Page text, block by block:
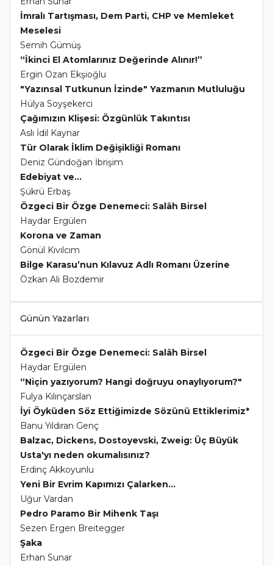
İmralı Tartışması, Dem Parti, CHP ve Memleket
Meselesi
Semih Gümüş
“İkinci El Atomlarınız Değerinde Alınır!”
Ergin Ozan Ekşioğlu
"Yazınsal Tutkunun İzinde" Yazmanın Mutluluğu
Hülya Soyşekerci
Çağımızın Klişesi: Özgünlük Takıntısı
Aslı İdil Kaynar
Tür Olarak İklim Değişikliği Romanı
Deniz Gündoğan İbrişim
Edebiyat ve...
Şükrü Erbaş
Özgeci Bir Özge Denemeci: Salâh Birsel
Haydar Ergülen
Korona ve Zaman
Gönül Kıvılcım
Bilge Karasu’nun Kılavuz Adlı Romanı Üzerine
Özkan Ali Bozdemir
Günün Yazarları
Özgeci Bir Özge Denemeci: Salâh Birsel
Haydar Ergülen
“Niçin yazıyorum? Hangi doğruyu onaylıyorum?"
Fulya Kılınçarslan
İyi Öyküden Söz Ettiğimizde Sözünü Ettiklerimiz*
Banu Yıldıran Genç
Balzac, Dickens, Dostoyevski, Zweig: Üç Büyük
Usta'yı neden okumalısınız?
Erdinç Akkoyunlu
Yeni Bir Evrim Kapımızı Çalarken...
Uğur Vardan
Pedro Paramo Bir Mihenk Taşı
Sezen Ergen Breitegger
Şaka
Erhan Sunar